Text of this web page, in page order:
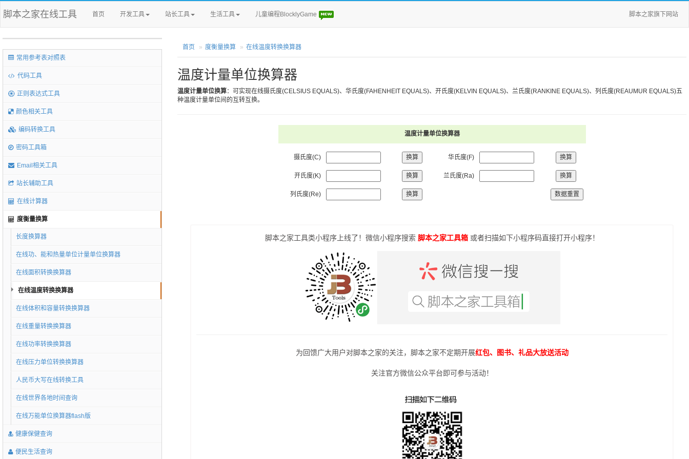
脚本之家在线工具 首页 开发工具 站长工具 生活工具 儿童编程BlocklyGame 脚本之家旗下网站
常用参考表对照表
代码工具
正则表达式工具
颜色相关工具
编码转换工具
密码工具箱
Email相关工具
站长辅助工具
在线计算器
度衡量换算
长度换算器
在线功、能和热量单位计量单位换算器
在线面积转换换算器
在线温度转换换算器
在线体积和容量转换换算器
在线重量转换换算器
在线功率转换换算器
在线压力单位转换换算器
人民币大写在线转换工具
在线世界各地时间查询
在线万能单位换算器flash版
健康保健查询
便民生活查询
首页 度衡量换算 在线温度转换换算器
温度计量单位换算器
温度计量单位换算：可实现在线摄氏度(CELSIUS EQUALS)、华氏度(FAHENHEIT EQUALS)、开氏度(KELVIN EQUALS)、兰氏度(RANKINE EQUALS)、列氏度(REAUMUR EQUALS)五
种温度计量单位间的互转互换。
温度计量单位换算器
摄氏度(C) 华氏度(F)
开氏度(K) 兰氏度(Ra)
列氏度(Re)
脚本之家工具类小程序上线了！微信小程序搜索 脚本之家工具箱或者扫描如下小程序码直接打开小程序！
为回馈广大用户对脚本之家的关注，脚本之家不定期开展红包、图书、礼品大放送活动
关注官方微信公众平台即可参与活动！